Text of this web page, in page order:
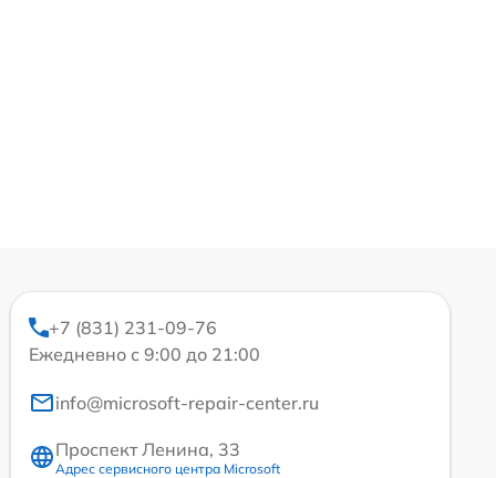
+7 (831) 231-09-76
Ежедневно с 9:00 до 21:00
info@microsoft-repair-center.ru
Проспект Ленина, 33
Адрес сервисного центра Microsoft